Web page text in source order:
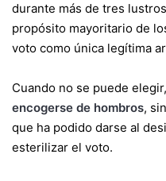
durante más de tres
propósito mayoritario de
voto como única legítima
Cuando no se puede elegir,
encogerse de hombros,
que ha podido darse al
esterilizar el voto.